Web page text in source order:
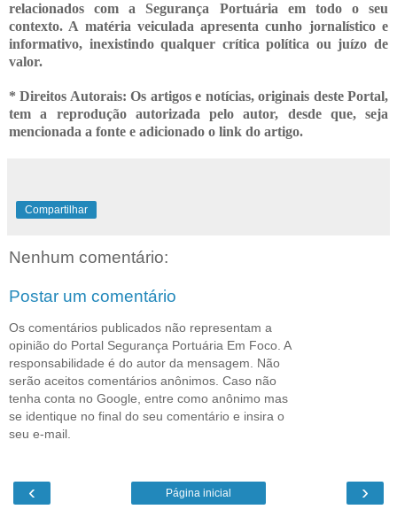
relacionados com a Segurança Portuária em todo o seu
contexto. A matéria veiculada apresenta cunho jornalístico e
informativo, inexistindo qualquer críticapolítica ou juízo de
valor.
* Direitos Autorais: Os artigos e notícias, originais deste Portal,
tem a reprodução autorizada pelo autor, desde que, seja
mencionada a fonte e adicionado o link do artigo.
Compartilhar
Nenhum comentário:
Postar um comentário
Os comentários publicados não representam a
opinião do Portal Segurança Portuária Em Foco. A
responsabilidade é do autor da mensagem. Não
serão aceitos comentários anônimos. Caso não
tenha conta no Google, entre como anônimo mas
se identique no final do seu comentário e insira o
seu e-mail.
‹ ›
Página inicial